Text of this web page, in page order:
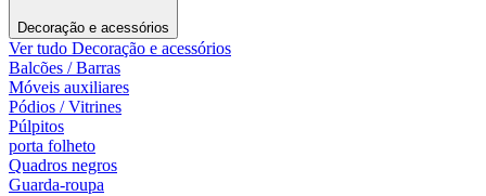
Decoração e acessórios
Ver tudo Decoração e acessórios
Balcões / Barras
Móveis auxiliares
Pódios / Vitrines
Púlpitos
porta folheto
Quadros negros
Guarda-roupa